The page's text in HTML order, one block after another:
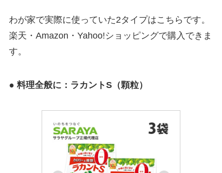
わが家で実際に使っていた2タイプはこちらです。
楽天・Amazon・Yahoo!ショッピングで購入できま
す。
● 料理全般に：ラカントS（顆粒）